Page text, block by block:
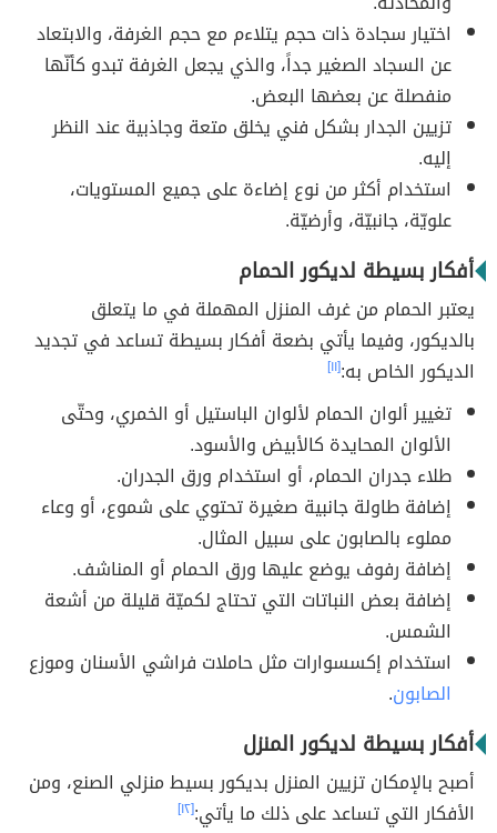
اختيار سجادة ذات حجم يتلاءم مع حجم الغرفة، والابتعاد
عن السجاد الصغير جداً، والذي يجعل الغرفة تبدو كأنّها
منفصلة عن بعضها البعض.
تزيين الجدار بشكل فني يخلق متعة وجاذبية عند النظر
إليه.
استخدام أكثر من نوع إضاءة على جميع المستويات،
علويّة، جانبيّة، وأرضيّة.
أفكار بسيطة لديكور الحمام
يعتبر الحمام من غرف المنزل المهملة في ما يتعلق
بالديكور، وفيما يأتي بضعة أفكار بسيطة تساعد في تجديد
الديكور الخاص به:[١١]
تغيير ألوان الحمام لألوان الباستيل أو الخمري، وحتّى
الألوان المحايدة كالأبيض والأسود.
طلاء جدران الحمام، أو استخدام ورق الجدران.
إضافة طاولة جانبية صغيرة تحتوي على شموع، أو وعاء
مملوء بالصابون على سبيل المثال.
إضافة رفوف يوضع عليها ورق الحمام أو المناشف.
إضافة بعض النباتات التي تحتاج لكميّة قليلة من أشعة
الشمس.
استخدام إكسسوارات مثل حاملات فراشي الأسنان وموزع
الصابون.
أفكار بسيطة لديكور المنزل
أصبح بالإمكان تزيين المنزل بديكور بسيط منزلي الصنع، ومن
الأفكار التي تساعد على ذلك ما يأتي:[١٢]